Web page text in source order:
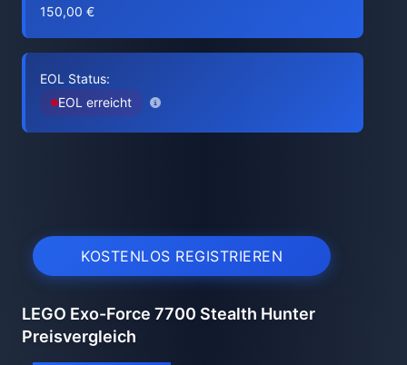
150,00 €
EOL Status:
EOL erreicht
KOSTENLOS REGISTRIEREN
LEGO Exo-Force 7700 Stealth Hunter
Preisvergleich